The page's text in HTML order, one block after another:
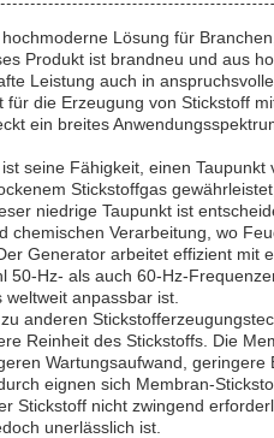
Lösung für
Produkt ist brandneu und aus
Leistung auch in
die Erzeugung von Stickstoff
ein breites
seine Fähigkeit, einen Taupunkt
Stickstoffgas
niedrige Taupunkt ist
chemischen Verarbeitung, wo
Generator arbeitet effizient mit
Hz- als auch 60-Hz-
anpassbar ist.
anderen
Reinheit des Stickstoffs. Die
Wartungsaufwand, geringere
eignen sich Membran-
Stickstoff nicht zwingend
unerlässlich ist.